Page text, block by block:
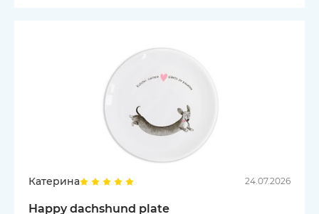
Катерина 24.07.2026
Happy dachshund plate